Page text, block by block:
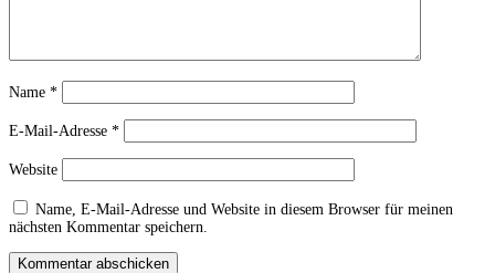
Name *
E-Mail-Adresse *
Website
Name, E-Mail-Adresse und Website in diesem Browser für meinen
nächsten Kommentar speichern.
Kommentar abschicken